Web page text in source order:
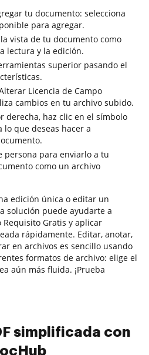
tu documento: selecciona
para agregar.
vista de tu documento como
lectura y la edición.
superior pasando el
Licencia de Campo
cambios en tu archivo subido.
derecha, haz clic en el símbolo
lo que deseas hacer a
persona para enviarlo a tu
como un archivo
edición única o editar un
solución puede ayudarte a
Requisito Gratis y aplicar
rápidamente. Editar, anotar,
en archivos es sencillo usando
formatos de archivo: elige el
aún más fluida. ¡Prueba
simplificada con